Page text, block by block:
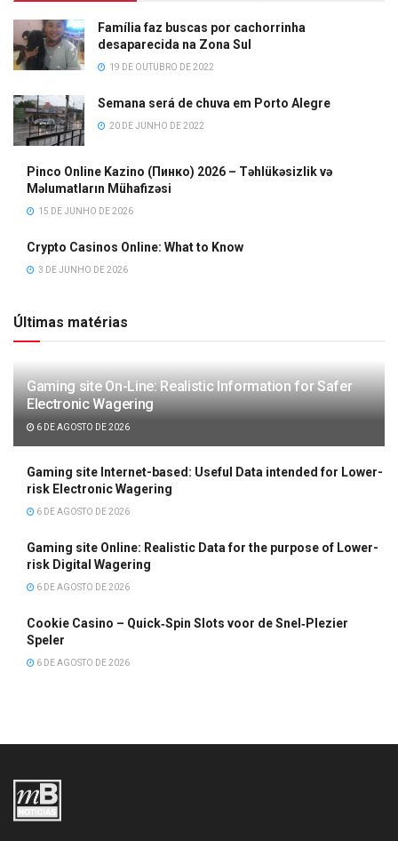
Família faz buscas por cachorrinha
desaparecida na Zona Sul
19 DE OUTUBRO DE 2022
Semana será de chuva em Porto Alegre
20 DE JUNHO DE 2022
Pinco Online Kazino (Пинко) 2026 – Təhlükəsizlik və
Məlumatların Mühafizəsi
15 DE JUNHO DE 2026
Crypto Casinos Online: What to Know
3 DE JUNHO DE 2026
Últimas matérias
Gaming site On-Line: Realistic Information for Safer
Electronic Wagering
6 DE AGOSTO DE 2026
Gaming site Internet-based: Useful Data intended for Lower-
risk Electronic Wagering
6 DE AGOSTO DE 2026
Gaming site Online: Realistic Data for the purpose of Lower-
risk Digital Wagering
6 DE AGOSTO DE 2026
Cookie Casino – Quick‑Spin Slots voor de Snel‑Plezier
Speler
6 DE AGOSTO DE 2026